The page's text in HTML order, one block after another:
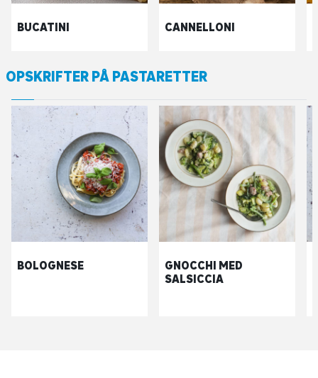
BUCATINI CANNELLONI
OPSKRIFTER PÅ PASTARETTER
BOLOGNESE
GNOCCHI MED
SALSICCIA